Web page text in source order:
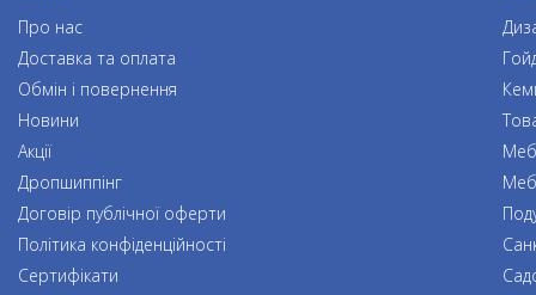
Про нас
Доставка та оплата
Обмін і повернення
Новини
Акції
Дропшиппінг
Договір публічної оферти
Політика конфіденційності
Сертифікати